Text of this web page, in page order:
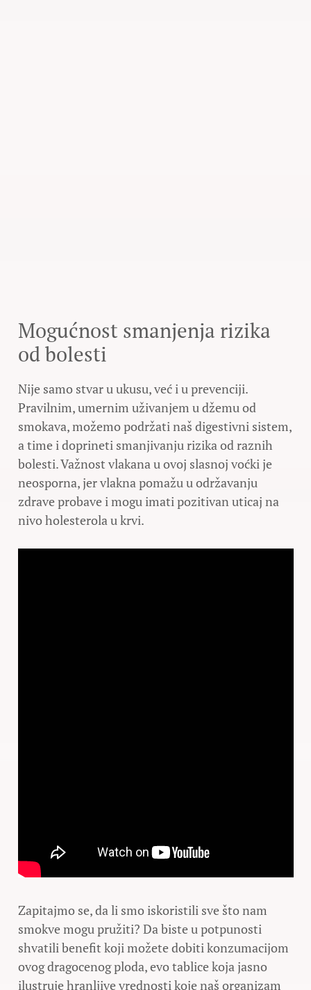
Mogućnost smanjenja rizika
od bolesti
Nije samo stvar u ukusu, već i u prevenciji.
Pravilnim, umernim uživanjem u džemu od
smokava, možemo podržati naš digestivni sistem,
a time i doprineti smanjivanju rizika od raznih
bolesti. Važnost vlakana u ovoj slasnoj voćki je
neosporna, jer vlakna pomažu u održavanju
zdrave probave i mogu imati pozitivan uticaj na
nivo holesterola u krvi.
Zapitajmo se, da li smo iskoristili sve što nam
smokve mogu pružiti? Da biste u potpunosti
shvatili benefit koji možete dobiti konzumacijom
ovog dragocenog ploda, evo tablice koja jasno
ilustruje hranljive vrednosti koje naš organizam